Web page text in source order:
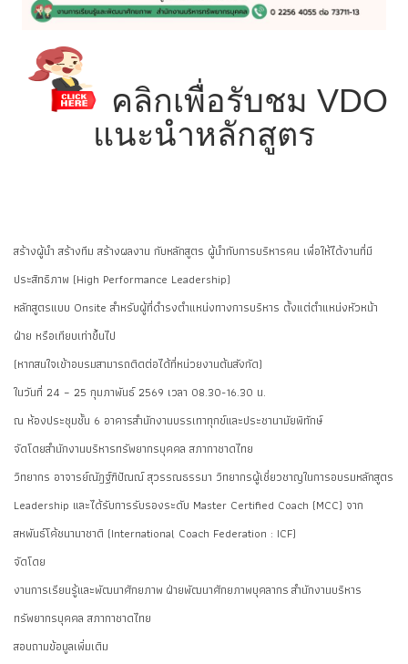
คลิกเพื่อรับชม VDO
แนะนำหลักสูตร
สร้างผู้นำ สร้างทีม สร้างผลงาน กับหลักสูตร ผู้นำกับการบริหารคน เพื่อให้ได้งานที่มี
ประสิทธิภาพ (High Performance Leadership)
หลักสูตรแบบ Onsite สำหรับผู้ที่ดำรงตำแหน่งทางการบริหาร ตั้งแต่ตำแหน่งหัวหน้า
ฝ่าย หรือเทียบเท่าขึ้นไป
(หากสนใจเข้าอบรมสามารถติดต่อได้ที่หน่วยงานต้นสังกัด)
ในวันที่ 24 – 25 กุมภาพันธ์ 2569 เวลา 08.30-16.30 น.
ณ ห้องประชุมชั้น 6 อาคารสำนักงานบรรเทาทุกข์และประชานามัยพิทักษ์
จัดโดยสำนักงานบริหารทรัพยากรบุคคล สภากาชาดไทย
วิทยากร อาจารย์ณัฎฐ์ฑิปัณณ์ สุวรรณธรรมา วิทยากรผู้เชี่ยวชาญในการอบรมหลักสูตร
Leadership และได้รับการรับรองระดับ Master Certified Coach (MCC) จาก
สหพันธ์โค้ชนานาชาติ (International Coach Federation : ICF)
จัดโดย
งานการเรียนรู้และพัฒนาศักยภาพ ฝ่ายพัฒนาศักยภาพบุคลากร สำนักงานบริหาร
ทรัพยากรบุคคล สภากาชาดไทย
สอบถามข้อมูลเพิ่มเติม